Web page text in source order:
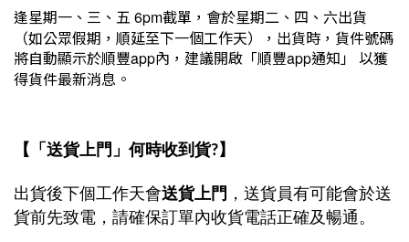
逢星期一、三、五6pm截單，會於星期二、四、六出貨
（如公眾假期，順延至下一個工作天），出貨時，貨件號碼
將自動顯示於順豐app內，建議開啟「順豐app通知」
以獲
得貨件最新消息。
【 「 送貨上門」 何時收到貨?】
出貨後 下個工作天會送貨上門 ， 送貨員有可能會於送
貨前先致電，請確保訂單內收貨電話正確及暢通。